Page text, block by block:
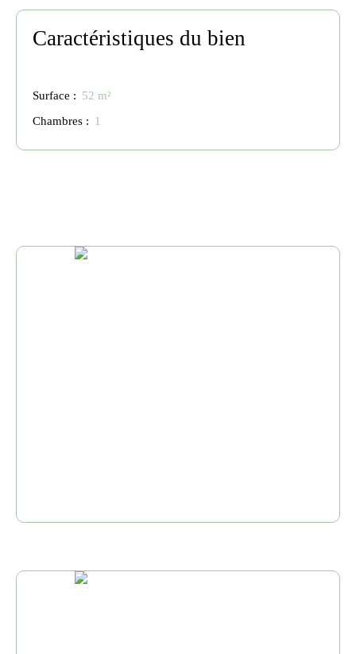
Caractéristiques du bien
Surface : 52 m²
Chambres : 1